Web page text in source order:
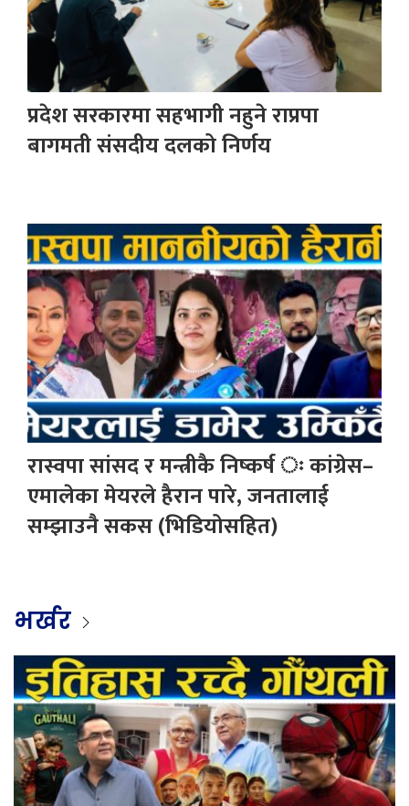
प्रदेश सरकारमा सहभागी नहुने राप्रपा
बागमती संसदीय दलको निर्णय
रास्वपा सांसद र मन्त्रीकै निष्कर्ष ः कांग्रेस–
एमालेका मेयरले हैरान पारे, जनतालाई
सम्झाउनै सकस (भिडियोसहित)
भर्खर